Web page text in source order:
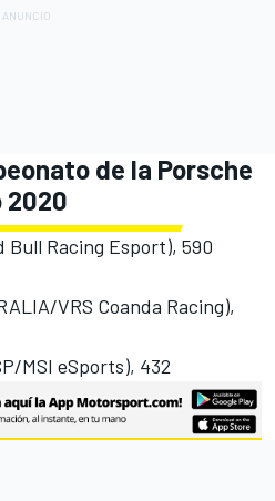
de la Porsche
2020
Bull Racing Esport), 590
VRS Coanda Racing),
MSI eSports), 432